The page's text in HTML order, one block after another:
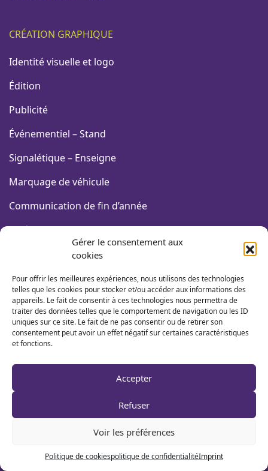
Gérer le consentement aux
cookies
Pour offrir les meilleures expériences, nous utilisons des technologies
telles que les cookies pour stocker et/ou accéder aux informations des
appareils. Le fait de consentir à ces technologies nous permettra de
traiter des données telles que le comportement de navigation ou les ID
uniques sur ce site. Le fait de ne pas consentir ou de retirer son
consentement peut avoir un effet négatif sur certaines caractéristiques
et fonctions.
Accepter
Refuser
Voir les préférences
Politique de cookiespolitique de confidentialitéImprint
CRÉATION GRAPHIQUE
Identité visuelle et logo
Édition
Publicité
Événementiel – Stand
Signalétique – Enseigne
Marquage de véhicule
Communication de fin d’année
Vidéo d’entreprise
Campagne netlinking
Site web responsive
Site web e-commerce
Référencement seo
Marketing relationnel
Animation electronique